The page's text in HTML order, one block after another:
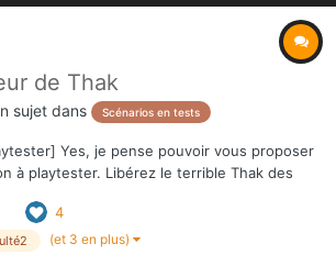
de Thak
sujet dans Scénarios en tests
Yes, je pense pouvoir vous proposer
à playtester. Libérez le terrible Thak des
remerci d'avance pour vos feedbacks :
diff...
4
(et 3 en plus)